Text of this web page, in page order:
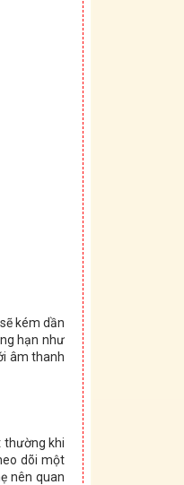
kém dần
hạn như
âm thanh
thường khi
dõi một
nên quan